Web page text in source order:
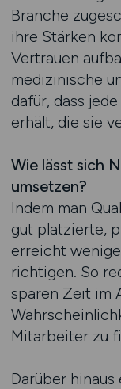
Branche
ihre Stärken
Vertrauen
medizinische
dafür, dass
erhält, die sie
Wie lässt sich
umsetzen?
Indem man
gut platzierte,
erreicht
richtigen. So
sparen Zeit im
Mitarbeiter zu
Darüber